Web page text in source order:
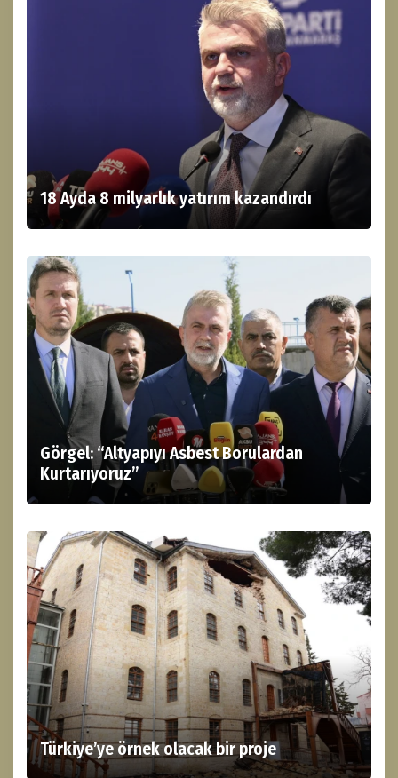
18 Ayda 8 milyarlık yatırım kazandırdı
Görgel: “Altyapıyı Asbest Borulardan
Kurtarıyoruz”
Türkiye’ye örnek olacak bir proje